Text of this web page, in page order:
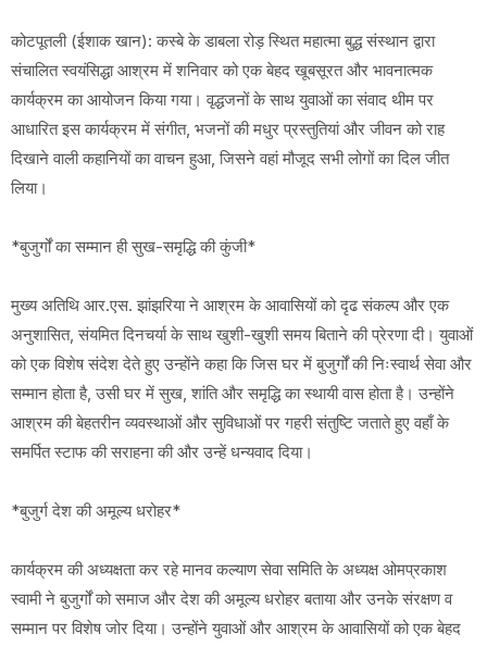
कोटपूतली (ईशाक खान): कस्बे के डाबला रोड़ स्थित महात्मा बुद्ध संस्थान द्वारा
संचालित स्वयंसिद्धा आश्रम में शनिवार को एक बेहद खूबसूरत और भावनात्मक
कार्यक्रम का आयोजन किया गया। वृद्धजनों के साथ युवाओं का संवाद थीम पर
आधारित इस कार्यक्रम में संगीत, भजनों की मधुर प्रस्तुतियां और जीवन को राह
दिखाने वाली कहानियों का वाचन हुआ, जिसने वहां मौजूद सभी लोगों का दिल जीत
लिया।
*बुजुर्गों का सम्मान ही सुख-समृद्धि की कुंजी*
मुख्य अतिथि आर.एस. झांझरिया ने आश्रम के आवासियों को दृढ संकल्प और एक
अनुशासित, संयमित दिनचर्या के साथ खुशी-खुशी समय बिताने की प्रेरणा दी। युवाओं
को एक विशेष संदेश देते हुए उन्होंने कहा कि जिस घर में बुजुर्गों की निःस्वार्थ सेवा और
सम्मान होता है, उसी घर में सुख, शांति और समृद्धि का स्थायी वास होता है। उन्होंने
आश्रम की बेहतरीन व्यवस्थाओं और सुविधाओं पर गहरी संतुष्टि जताते हुए वहाँ के
समर्पित स्टाफ की सराहना की और उन्हें धन्यवाद दिया।
*बुजुर्ग देश की अमूल्य धरोहर*
कार्यक्रम की अध्यक्षता कर रहे मानव कल्याण सेवा समिति के अध्यक्ष ओमप्रकाश
स्वामी ने बुजुर्गों को समाज और देश की अमूल्य धरोहर बताया और उनके संरक्षण व
सम्मान पर विशेष जोर दिया। उन्होंने युवाओं और आश्रम के आवासियों को एक बेहद